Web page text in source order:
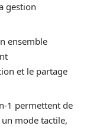
gestion
ensemble
et le partage
1 permettent de
mode tactile,